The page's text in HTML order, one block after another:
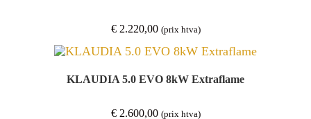
€2.220,00 (prix htva)
KLAUDIA 5.0 EVO 8kW Extraflame
€2.600,00 (prix htva)